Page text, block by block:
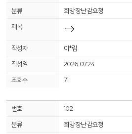
희망장난감요청
이*림
2026.07.24
71
102
희망장난감요청